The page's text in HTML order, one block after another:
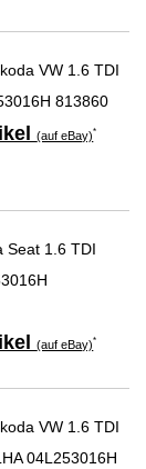
VW 1.6 TDI
813860
(auf eBay)*
Seat 1.6 TDI
(auf eBay)*
VW 1.6 TDI
04L253016H